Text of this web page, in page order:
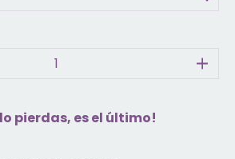
lo pierdas, es el último!